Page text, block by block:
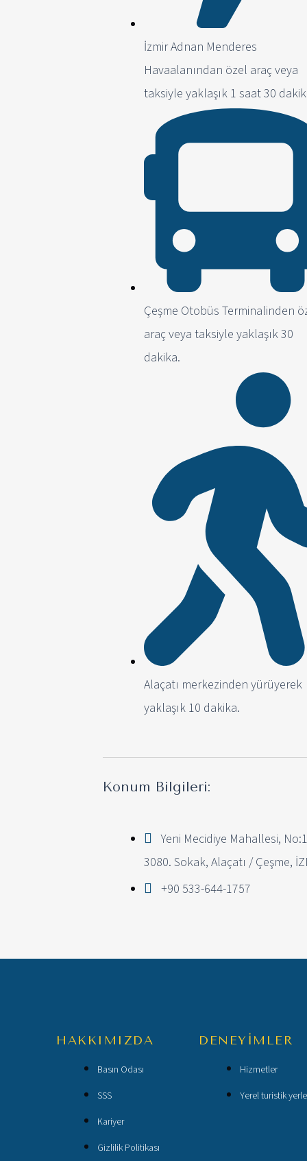
İzmir Adnan Menderes
Havaalanından özel araç veya
taksiyle yaklaşık 1 saat 30
Çeşme Otobüs Terminalinden
araç veya taksiyle yaklaşık 30
dakika.
Alaçatı merkezinden yürüyerek
yaklaşık 10 dakika.
Konum Bilgileri:
Yeni Mecidiye Mahallesi,
3080. Sokak, Alaçatı / Çeşme,
+90 533-644-1757
HAKKIMIZDA
Basın Odası
SSS
Kariyer
Gizlilik Politikası
DENEYİMLER
Hizmetler
Yerel turistik